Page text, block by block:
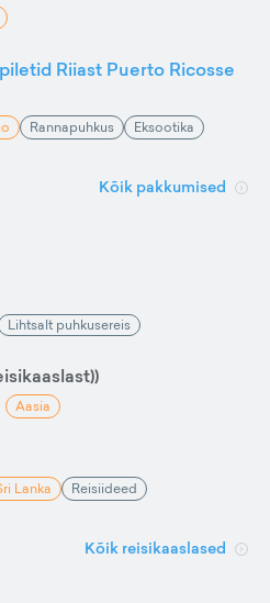
Riiast Puerto Ricosse
Rannapuhkus Eksootika
Kõik pakkumised
Lihtsalt puhkusereis
Aasia
Lanka Reisiideed
Kõik reisikaaslased